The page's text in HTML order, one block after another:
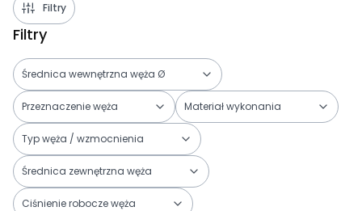
Filtry
Filtry
Średnica wewnętrzna węża Ø
Przeznaczenie węża Materiał wykonania
Typ węża / wzmocnienia
Średnica zewnętrzna węża
Ciśnienie robocze węża